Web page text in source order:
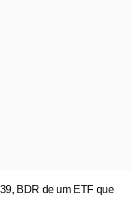
BDR de um ETF que